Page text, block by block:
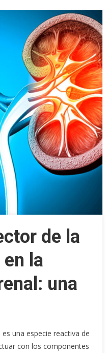
de la
la
una
una especie reactiva de
con los componentes